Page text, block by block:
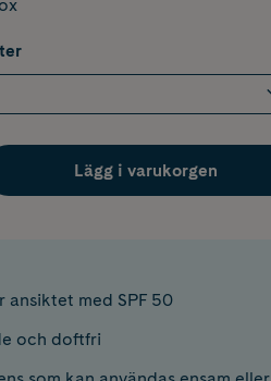
Lägg i varukorgen
ansiktet med SPF 50
och doftfri